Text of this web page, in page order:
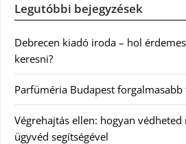
Legutóbbi bejegyzések
Debrecen kiadó iroda – hol
keresni?
Parfüméria Budapest
Végrehajtás ellen: hogyan
ügyvéd segítségével